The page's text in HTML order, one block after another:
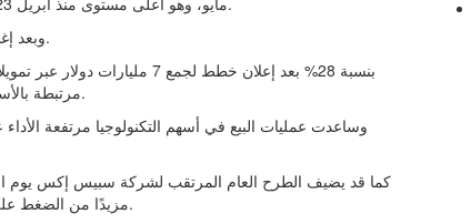
وبعد إغلاق السوق، تراجعت أسهم أوراكل بنحو 1% عقب إعلان نتائجها المالية.
مرتبطة بالأسهم لتمويل مشتريات مكونات مرتبطة بتوسع خوادم الذكاء الاصطناعي.
وساعدت عمليات البيع في أسهم التكنولوجيا مرتفعة
مزيدًا من الضغط على الأسواق مع تزايد المخاوف من المبالغة في تفاؤل قطاع التكنولوجيا.